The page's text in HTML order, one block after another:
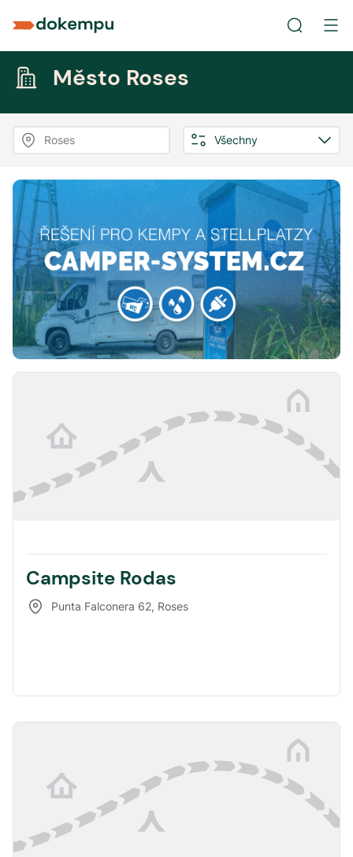
Město Roses
Roses Všechny
Campsite Rodas
Punta Falconera 62, Roses